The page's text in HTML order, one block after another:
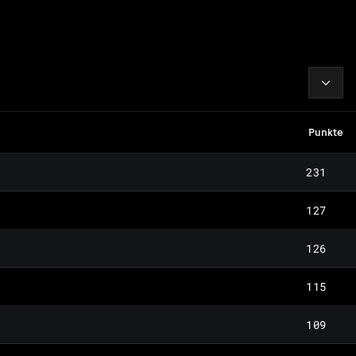
Punkte
231
127
126
115
109